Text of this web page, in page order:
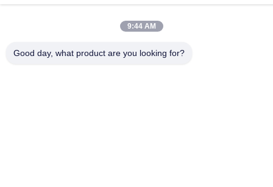
Τηλεφώνημα
9:44 AM
Good day, what product are you looking for?